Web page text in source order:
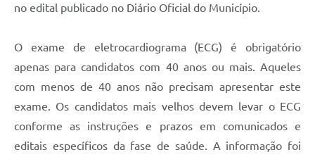
no edital publicado no Diário Oficial do Município.
O exame de eletrocardiograma (ECG) é obrigatório
apenas para candidatos com 40 anos ou mais. Aqueles
com menos de 40 anos não precisam apresentar este
exame. Os candidatos mais velhos devem levar o ECG
conforme as instruções e prazos em comunicados e
editais específicos da fase de saúde. A informação foi